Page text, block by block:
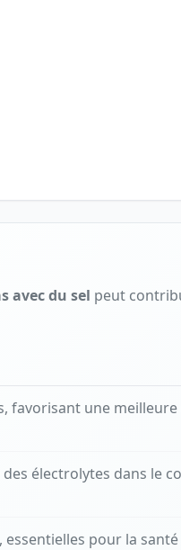
avecdu sel peut
favorisant une
électrolytes dans le
pour la